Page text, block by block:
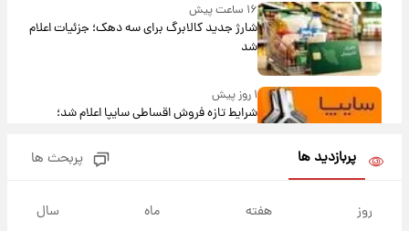
۱۶ ساعت پیش
شارژ جدید کالابرگ برای سه دهک؛ جزئیات اعلام
شد
۱ روز پیش
شرایط تازه فروش اقساطی سایپا اعلام شد؛
قیمت سکه و طلا فردا
پربازدید ها پربحث ها
روز هفته ماه سال